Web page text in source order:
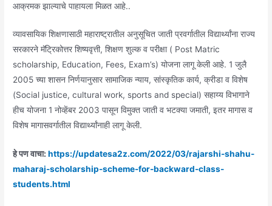
आक्रमक झाल्याचे पाहायला मिळत आहे..
व्यावसायिक शिक्षणासाठी महाराष्ट्रातील अनुसूचित जाती प्रवर्गातील विद्यार्थ्यांना राज्य
सरकारने मॅट्रिकोत्तर शिष्यवृत्ती, शिक्षण शुल्क व परीक्षा ( Post Matric
scholarship, Education, Fees, Exam’s) योजना लागू केली आहे. 1 जुलै
2005 च्या शासन निर्णयानुसार सामाजिक न्याय, सांस्कृतिक कार्य, क्रीडा व विशेष
(Social justice, cultural work, sports and special) सहाय्य विभागाने
हीच योजना 1 नोव्हेंबर 2003 पासून विमुक्त जाती व भटक्या जमाती, इतर मागास व
विशेष मागासवर्गातील विद्यार्थ्यांनाही लागू केली.
हे पण वाचा:https://updatesa2z.com/2022/03/rajarshi-shahu-
maharaj-scholarship-scheme-for-backward-class-
students.html